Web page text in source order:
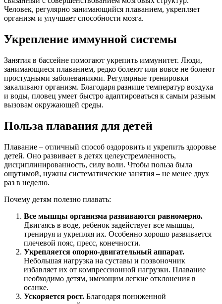
Человек, регулярно занимающийся плаванием, укрепляет
организм и улучшает способности мозга.
Укрепление иммунной системы
Занятия в бассейне помогают укрепить иммунитет. Люди,
занимающиеся плаванием, редко болеют или вовсе не болеют
простудными заболеваниями. Регулярные тренировки
закаливают организм. Благодаря разнице температур воздуха
и воды, пловец умеет быстро адаптироваться к самым разным
вызовам окружающей среды.
Польза плавания для детей
Плавание – отличный способ оздоровить и укрепить здоровье
детей. Оно развивает в детях целеустремленность,
дисциплинированность, силу воли. Чтобы польза была
ощутимой, нужны систематические занятия – не менее двух
раз в неделю.
Почему детям полезно плавать:
Все мышцы организма развиваются равномерно.
Двигаясь в воде, ребенок задействует все мышцы,
тренируя и укрепляя их. Особенно хорошо развивается
плечевой пояс, пресс, конечности.
Укрепляется опорно-двигательный аппарат.
Небольшая нагрузка на суставы и позвоночник
избавляет их от компрессионной нагрузки. Плавание
необходимо детям, имеющим легкие отклонения в
осанке.
Ускоряется рост. Благодаря пониженной